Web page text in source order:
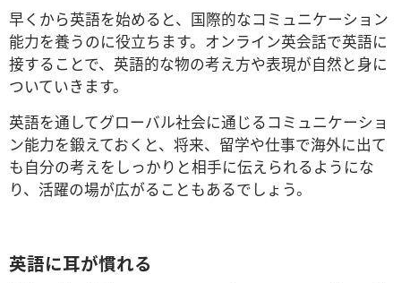
早くから英語を始めると、国際的なコミュニケーション
能力を養うのに役立ちます。オンライン英会話で英語に
接することで、英語的な物の考え方や表現が自然と身に
ついていきます。
英語を通してグローバル社会に通じるコミュニケーショ
ン能力を鍛えておくと、将来、留学や仕事で海外に出て
も自分の考えをしっかりと相手に伝えられるようにな
り、活躍の場が広がることもあるでしょう。
英語に耳が慣れる